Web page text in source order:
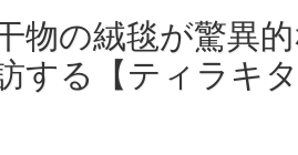
物の絨毯が驚異
する【ティラ